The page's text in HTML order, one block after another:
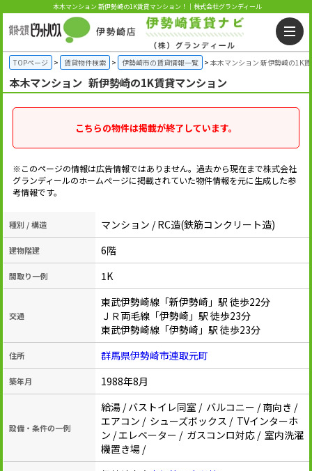
本木マンション 新伊勢崎の1K賃貸マンション！｜株式会社グランディール
TOPページ 賃貸物件検索 伊勢崎市の賃貸情報一覧 本木マンション 新伊勢崎の1K
本木マンション 新伊勢崎の1K賃貸マンション
こちらの物件は掲載が終了しています。
※このページの情報は広告情報ではありません。過去から現在まで株式会社
グランディールのホームぺージに掲載されていた物件情報を元に生成した参
考情報です。
種別 / 構造 マンション / RC造(鉄筋コンクリート造)
建物階建 6階
間取り一例 1K
交通
東武伊勢崎線「新伊勢崎」駅 徒歩22分
ＪＲ両毛線「伊勢崎」駅 徒歩23分
東武伊勢崎線「伊勢崎」駅 徒歩23分
住所 群馬県伊勢崎市連取元町
築年月 1988年8月
設備・条件の一例
給湯 / バストイレ同室 / バルコニー / 南向き /
エアコン / シューズボックス / TVインターホ
ン / エレベーター / ガスコンロ対応 / 室内洗濯
機置き場 /